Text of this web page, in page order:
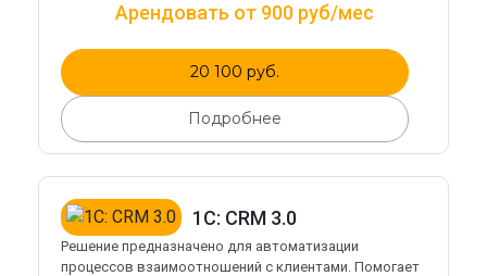
Арендовать от 900 руб/мес
20 100 руб.
Подробнее
1С: CRM 3.0
Решение предназначено для автоматизации
процессов взаимоотношений с клиентами. Помогает